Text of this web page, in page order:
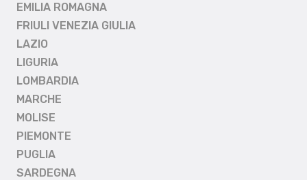
EMILIA ROMAGNA
FRIULI VENEZIA GIULIA
LAZIO
LIGURIA
LOMBARDIA
MARCHE
MOLISE
PIEMONTE
PUGLIA
SARDEGNA